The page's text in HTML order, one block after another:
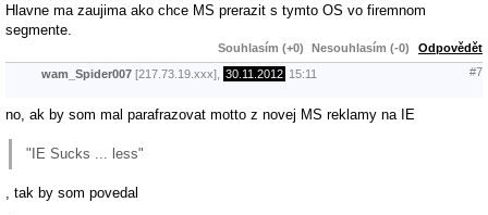
Hlavne ma zaujima ako chce MS prerazit s tymto OS vo firemnom
segmente.
Souhlasím (+0) Nesouhlasím (-0) Odpovědět
wam_Spider007 [217.73.19.xxx], 30.11.2012 15:11 #7
no, ak by som mal parafrazovat motto z novej MS reklamy na IE
"IE Sucks ... less"
, tak by som povedal